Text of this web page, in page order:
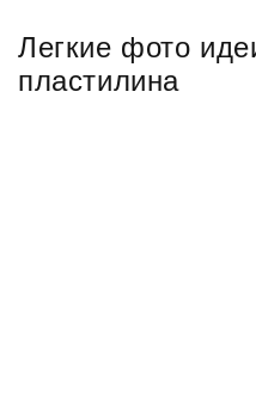
Легкие фото
пластилина